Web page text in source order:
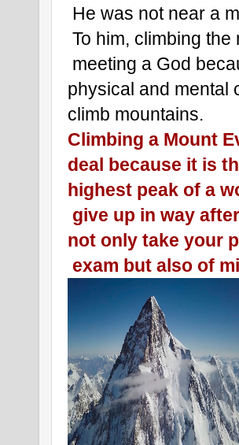
He was not near a
To him, climbing
meeting a God
physical and mental
climb mountains.
Climbing a Mount
deal because it is
highest peak of a
give up in way
not only take your
exam but also of